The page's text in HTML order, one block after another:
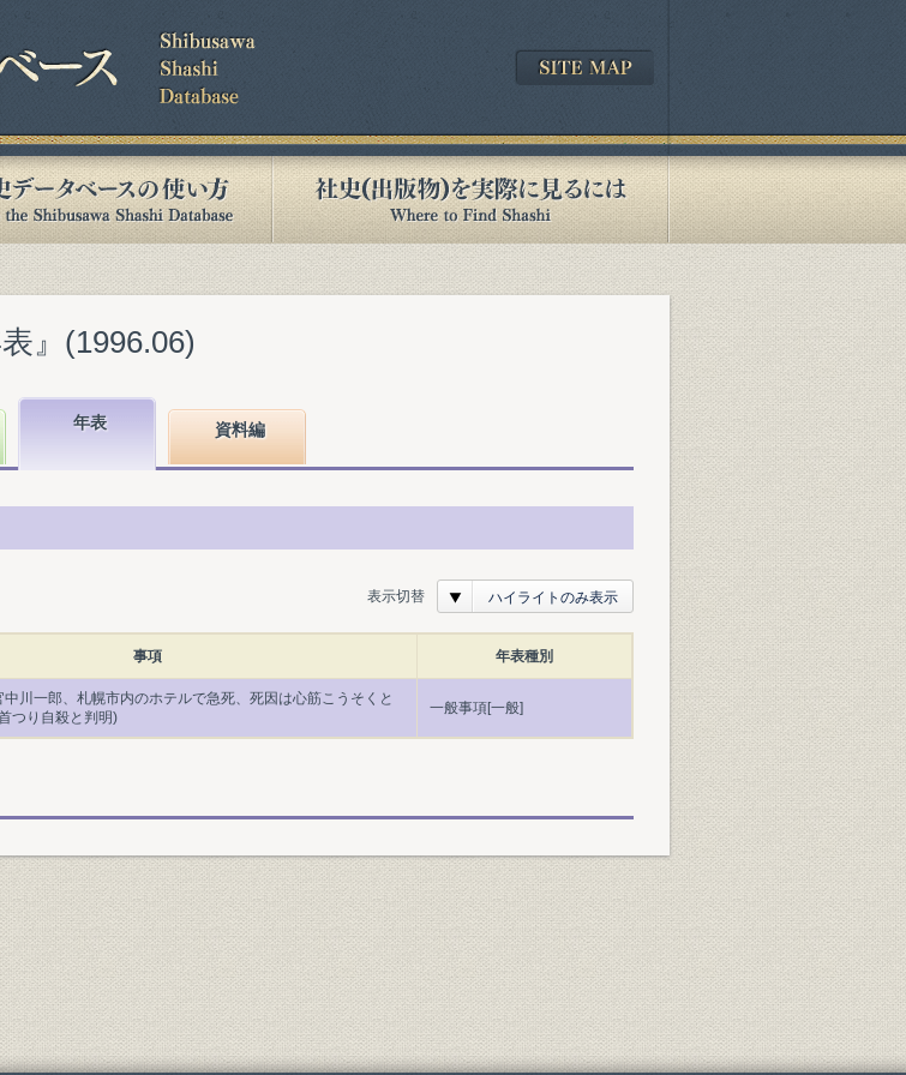
』(1996.06)
年表 資料編
表示切替 ハイライトのみ表示
事項 年表種別
川一郎、札幌市内のホテルで急死、死因は心筋こうそくと
つり自殺と判明)
一般事項[一般]